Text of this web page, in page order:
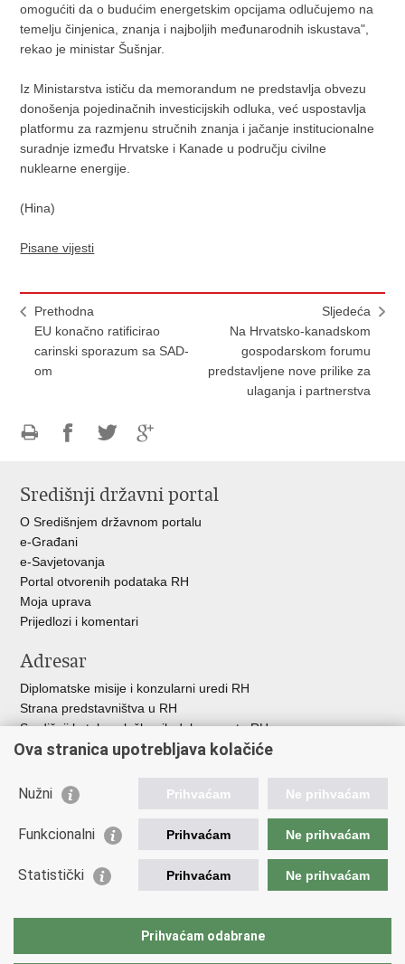
omogućiti da o budućim energetskim opcijama odlučujemo na
temelju činjenica, znanja i najboljih međunarodnih iskustava",
rekao je ministar Šušnjar.
Iz Ministarstva ističu da memorandum ne predstavlja obvezu
donošenja pojedinačnih investicijskih odluka, već uspostavlja
platformu za razmjenu stručnih znanja i jačanje institucionalne
suradnje između Hrvatske i Kanade u području civilne
nuklearne energije.
(Hina)
Pisane vijesti
Prethodna
EU konačno ratificirao
carinski sporazum sa SAD-
om
Sljedeća
Na Hrvatsko-kanadskom
gospodarskom forumu
predstavljene nove prilike za
ulaganja i partnerstva
FacebookuTwitteruGoogle
Središnji državni portal
O Središnjem državnom portalu
e-Građani
e-Savjetovanja
Portal otvorenih podataka RH
Moja uprava
Prijedlozi i komentari
Adresar
Diplomatske misije i konzularni uredi RH
Strana predstavništva u RH
Središnji katalog službenih dokumenata RH
Adresar tijela javne vlasti
Besplatni telefoni javne uprave
Korisne poveznice
Hrvatska gospodarska komora
Hrvatska obrtnička komora
Europska komisija
Ova stranica upotrebljava kolačiće
Nužni Prihvaćam Ne prihvaćam
Funkcionalni Prihvaćam Ne prihvaćam
Statistički Prihvaćam Ne prihvaćam
Prihvaćam odabrane